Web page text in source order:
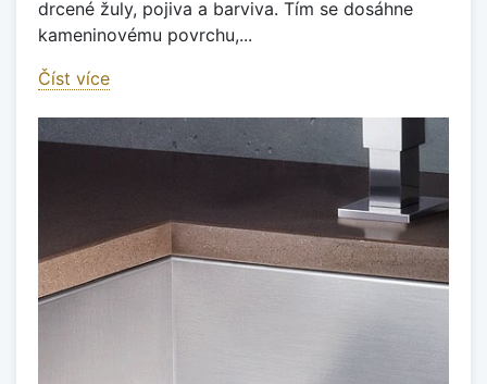
drcené žuly, pojiva a barviva. Tím se dosáhne
kameninovému povrchu,...
Číst více